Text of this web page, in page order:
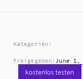
Kategorien:
Freigegeben: June 1,
kostenlos testen